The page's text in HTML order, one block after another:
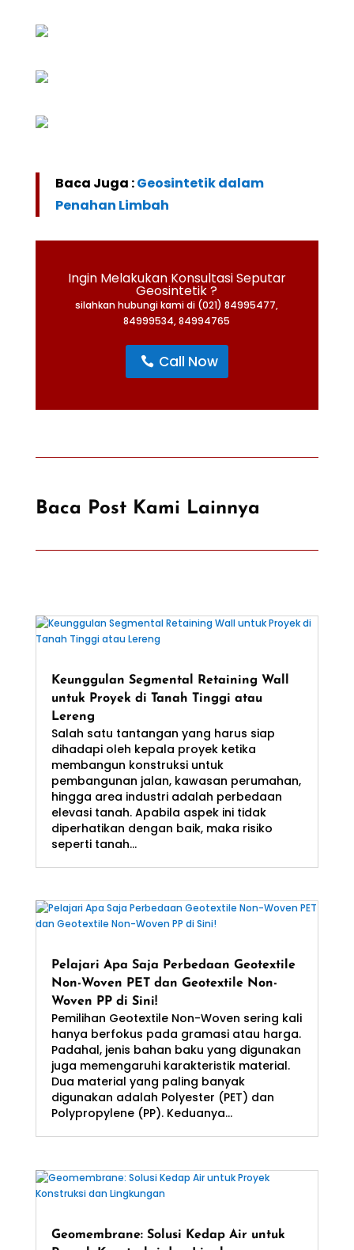
Baca Juga :Geosintetik dalam
Penahan Limbah
Ingin Melakukan Konsultasi Seputar
Geosintetik ?
silahkan hubungi kami di (021) 84995477,
84999534, 84994765
Call Now
Baca Post Kami Lainnya
Keunggulan Segmental Retaining Wall
untuk Proyek di Tanah Tinggi atau
Lereng
Salah satu tantangan yang harus siap
dihadapi oleh kepala proyek ketika
membangun konstruksi untuk
pembangunan jalan, kawasan perumahan,
hingga area industri adalah perbedaan
elevasi tanah. Apabila aspek ini tidak
diperhatikan dengan baik, maka risiko
seperti tanah...
Pelajari Apa Saja Perbedaan Geotextile
Non-Woven PET dan Geotextile Non-
Woven PP di Sini!
Pemilihan Geotextile Non-Woven sering kali
hanya berfokus pada gramasi atau harga.
Padahal, jenis bahan baku yang digunakan
juga memengaruhi karakteristik material.
Dua material yang paling banyak
digunakan adalah Polyester (PET) dan
Polypropylene (PP). Keduanya...
Geomembrane: Solusi Kedap Air untuk